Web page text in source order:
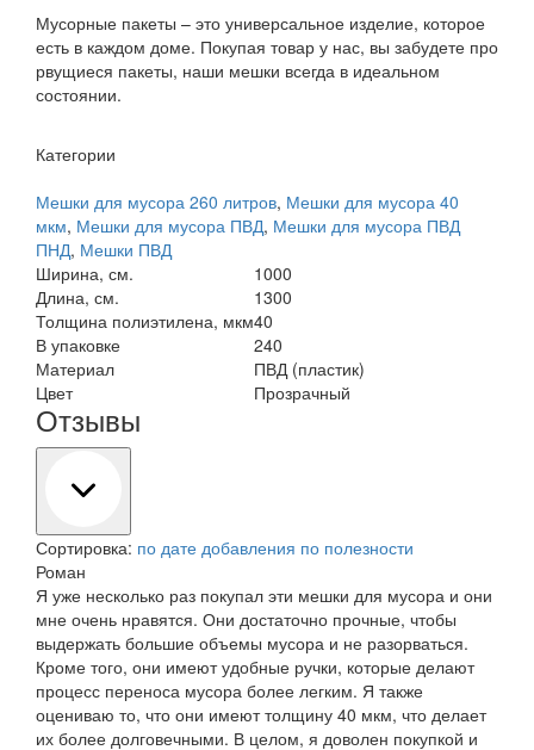
Мусорные пакеты – это универсальное изделие, которое
есть в каждом доме. Покупая товар у нас, вы забудете про
рвущиеся пакеты, наши мешки всегда в идеальном
состоянии.
Категории
Мешки для мусора 260 литров, Мешки для мусора 40
мкм, Мешки для мусора ПВД, Мешки для мусора ПВД
ПНД, Мешки ПВД
Ширина, см.
1000
Длина, см.
1300
Толщина полиэтилена, мкм40
В упаковке
240
Материал
ПВД (пластик)
Цвет
Прозрачный
Отзывы
Сортировка: по дате добавления по полезности
Роман
Я уже несколько раз покупал эти мешки для мусора и они
мне очень нравятся. Они достаточно прочные, чтобы
выдержать большие объемы мусора и не разорваться.
Кроме того, они имеют удобные ручки, которые делают
процесс переноса мусора более легким. Я также
оцениваю то, что они имеют толщину 40 мкм, что делает
их более долговечными. В целом, я доволен покупкой и